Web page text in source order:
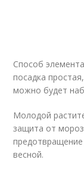
Способ
посадка
можно будет
Молодой
защита от
предотвращение
весной.